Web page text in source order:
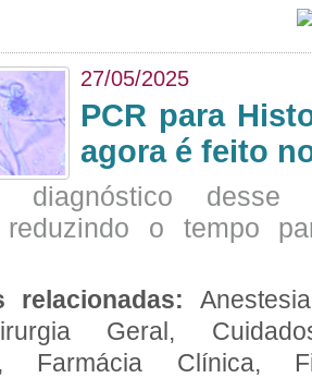
27/05/2025
PCR para
agora é feito
diagnóstico desse
reduzindo o tempo
relacionadas:
Geral,
Farmácia Clínica,